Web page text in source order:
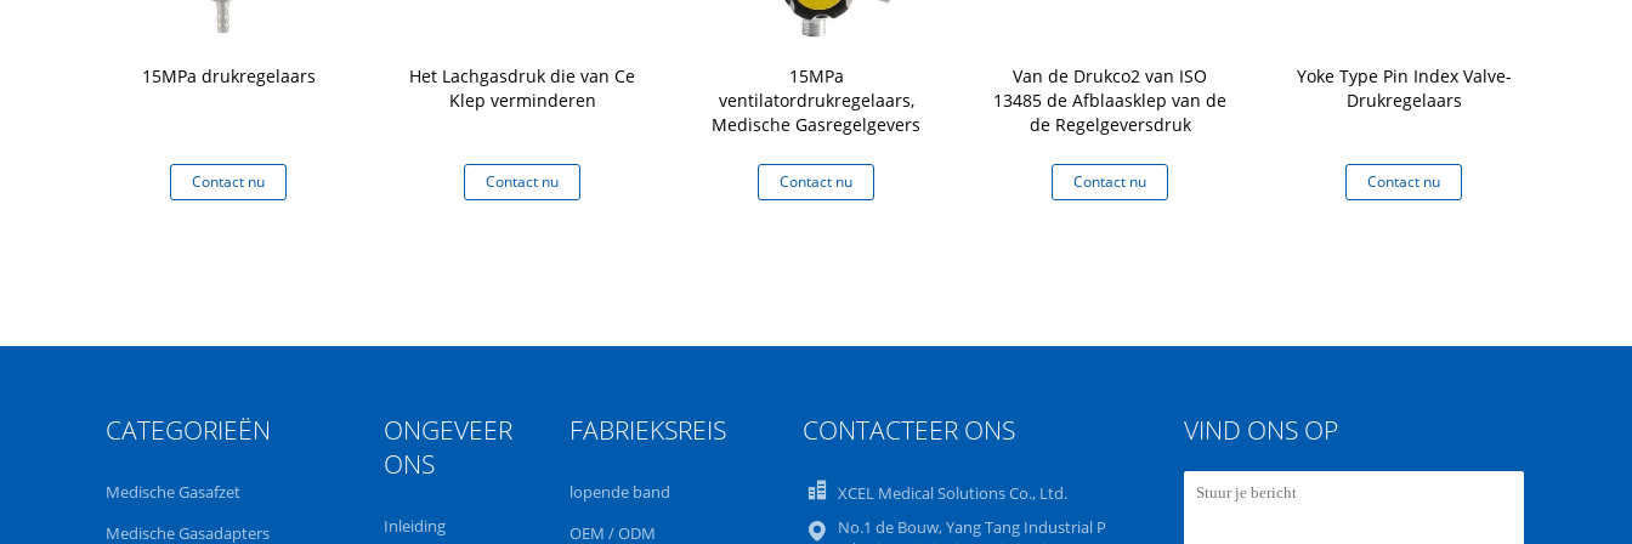
15MPa drukregelaars
Contact nu
Het Lachgasdruk die van Ce
Klep verminderen
Contact nu
15MPa
ventilatordrukregelaars,
Medische Gasregelgevers
Contact nu
Van de Drukco2 van ISO
13485 de Afblaasklep van de
de Regelgeversdruk
Contact nu
Yoke Type Pin Index Valve-
Drukregelaars
Contact nu
CATEGORIEËN
Medische Gasafzet
Medische Gasadapters
ONGEVEER
ONS
Inleiding
FABRIEKSREIS
lopende band
OEM / ODM
CONTACTEER ONS
XCEL Medical Solutions Co., Ltd.
No.1 de Bouw, Yang Tang Industrial P
VIND ONS OP